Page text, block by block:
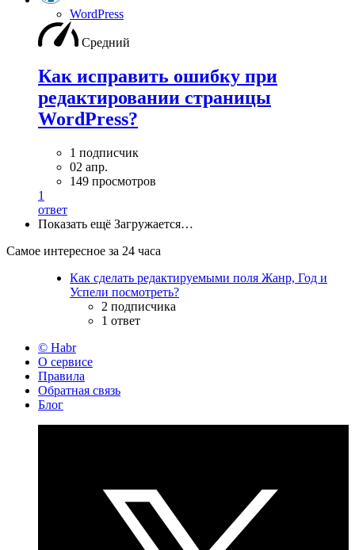
WordPress
Средний
Как исправить ошибку при
редактировании страницы
WordPress?
1 подписчик
02 апр.
149 просмотров
1
ответ
Показать ещё Загружается…
Самое интересное за 24 часа
Как сделать редактируемыми поля Жанр, Год и
Успели посмотреть?
2 подписчика
1 ответ
© Habr
О сервисе
Правила
Обратная связь
Блог